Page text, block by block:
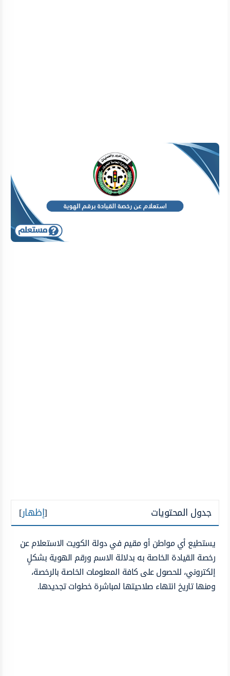
جدول المحتويات [إظهار]
يستطيع أي مواطن أو مقيم في دولة الكويت الاستعلام عن
رخصة القيادة الخاصة به بدلالة الاسم ورقم الهوية بشكلٍ
إلكتروني، للحصول على كافة المعلومات الخاصة بالرخصة،
ومنها تاريخ انتهاء صلاحيتها لمباشرة خطوات تجديدها.